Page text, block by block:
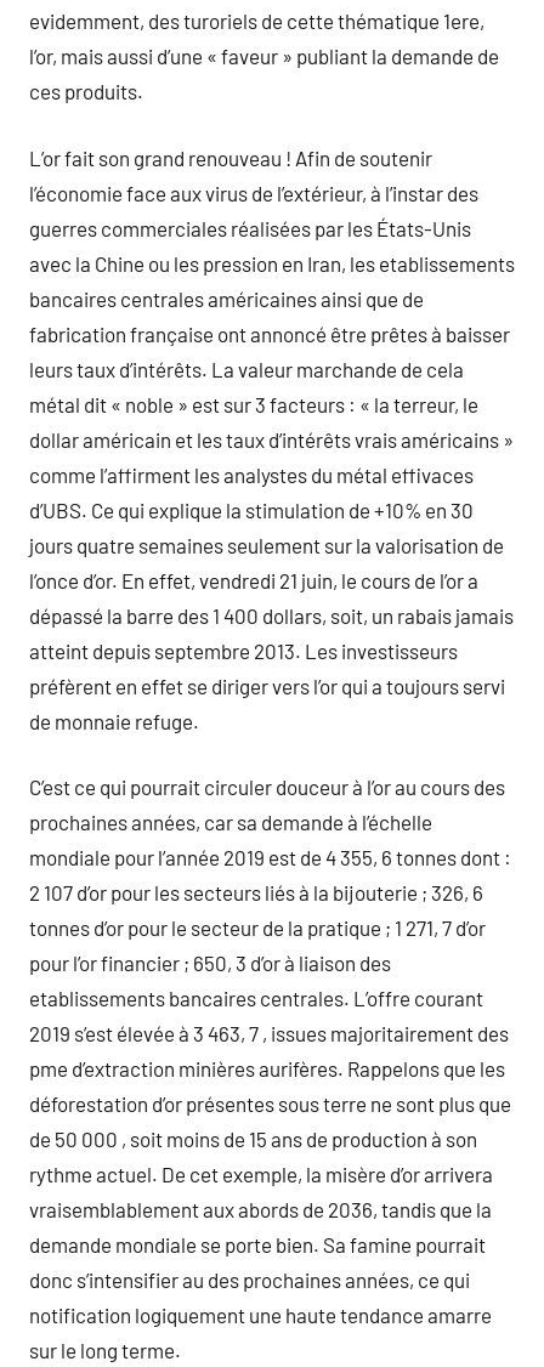
evidemment, des turoriels de cette thématique 1ere,
l’or, mais aussi d’une « faveur » publiant la demande de
ces produits.
L’or fait son grand renouveau ! Afin de soutenir
l’économie face aux virus de l’extérieur, à l’instar des
guerres commerciales réalisées par les États-Unis
avec la Chine ou les pression en Iran, les etablissements
bancaires centrales américaines ainsi que de
fabrication française ont annoncé être prêtes à baisser
leurs taux d’intérêts. La valeur marchande de cela
métal dit « noble » est sur 3 facteurs : « la terreur, le
dollar américain et les taux d’intérêts vrais américains »
comme l’affirment les analystes du métal effivaces
d’UBS. Ce qui explique la stimulation de +10% en 30
jours quatre semaines seulement sur la valorisation de
l’once d’or. En effet, vendredi 21 juin, le cours de l’or a
dépassé la barre des 1 400 dollars, soit, un rabais jamais
atteint depuis septembre 2013. Les investisseurs
préfèrent en effet se diriger vers l’or qui a toujours servi
de monnaie refuge.
C’est ce qui pourrait circuler douceur à l’or au cours des
prochaines années, car sa demande à l’échelle
mondiale pour l’année 2019 est de 4 355, 6 tonnes dont :
2 107 d’or pour les secteurs liés à la bijouterie ; 326, 6
tonnes d’or pour le secteur de la pratique ; 1 271, 7 d’or
pour l’or financier ; 650, 3 d’or à liaison des
etablissements bancaires centrales. L’offre courant
2019 s’est élevée à 3 463, 7 , issues majoritairement des
pme d’extraction minières aurifères. Rappelons que les
déforestation d’or présentes sous terre ne sont plus que
de 50 000 , soit moins de 15 ans de production à son
rythme actuel. De cet exemple, la misère d’or arrivera
vraisemblablement aux abords de 2036, tandis que la
demande mondiale se porte bien. Sa famine pourrait
donc s’intensifier au des prochaines années, ce qui
notification logiquement une haute tendance amarre
sur le long terme.